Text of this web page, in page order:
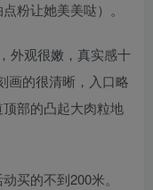
粉让她美美哒）。
外观很嫩，真实感十
画的很清晰，入口略
部的凸起大肉粒地
买的不到200米。